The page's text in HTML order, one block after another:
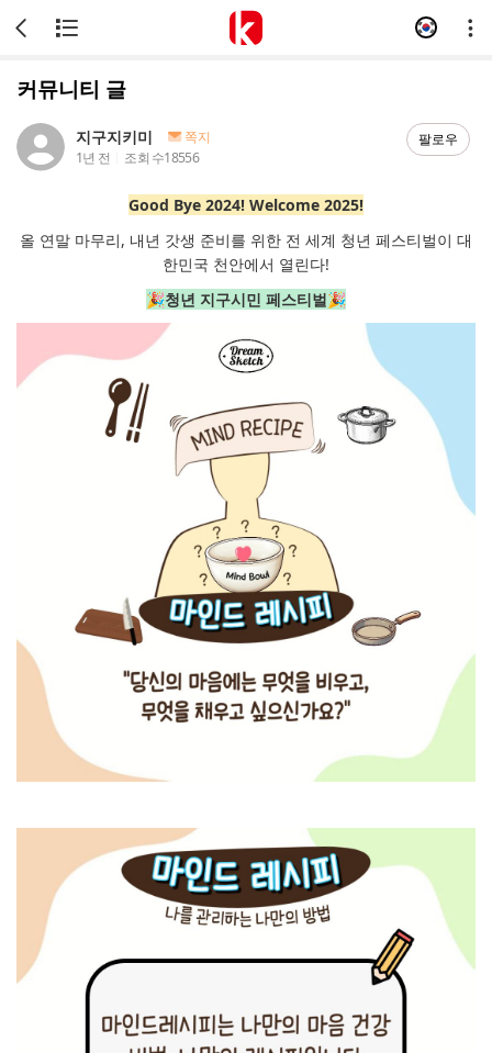
커뮤니티 글
지구지키미
쪽지
1년 전
조회 수18556
팔로우
Good Bye 2024! Welcome 2025!
올 연말 마무리, 내년 갓생 준비를 위한 전 세계 청년 페스티벌이 대
한민국 천안에서 열린다!
🎉청년 지구시민 페스티벌🎉